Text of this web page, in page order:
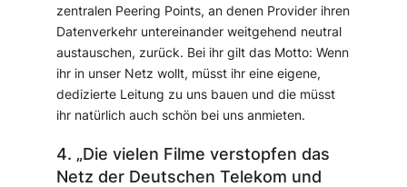
zentralen Peering Points, an denen Provider ihren
Datenverkehr untereinander weitgehend neutral
austauschen, zurück. Bei ihr gilt das Motto:Wenn
ihr in unser Netz wollt, müsst ihr eine eigene,
dedizierte Leitung zu uns bauen und die müsst
ihr natürlich auch schön bei uns anmieten.
4. „Die vielen Filme verstopfen das
Netz der Deutschen Telekom und